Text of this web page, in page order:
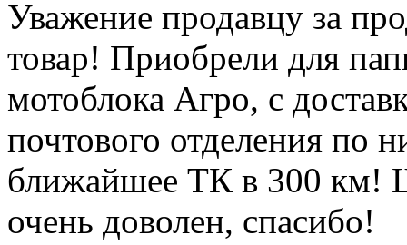
Уважение продавцу за
товар! Приобрели для
мотоблока Агро, с
почтового отделения по
ближайшее ТК в 300 км!
очень доволен, спасибо!